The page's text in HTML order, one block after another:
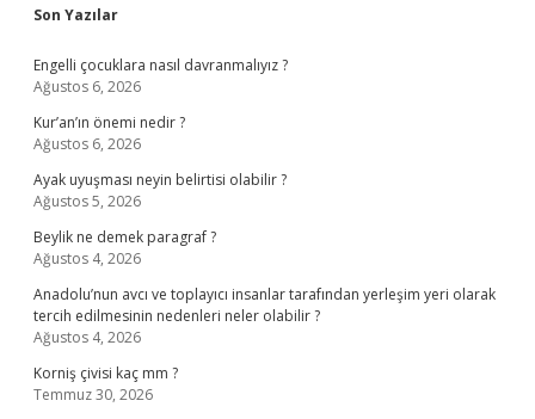
Sidebar
Son Yazılar
Engelli çocuklara nasıl davranmalıyız ?
Ağustos 6, 2026
Kur’an’ın önemi nedir ?
Ağustos 6, 2026
Ayak uyuşması neyin belirtisi olabilir ?
Ağustos 5, 2026
Beylik ne demek paragraf ?
Ağustos 4, 2026
Anadolu’nun avcı ve toplayıcı insanlar tarafından yerleşim yeri olarak
tercih edilmesinin nedenleri neler olabilir ?
Ağustos 4, 2026
Korniş çivisi kaç mm ?
Temmuz 30, 2026